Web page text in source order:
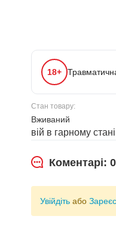
18+
Стан товару:
Вживаний
вій в гарному
Коментарі: 0
Увійдіть або